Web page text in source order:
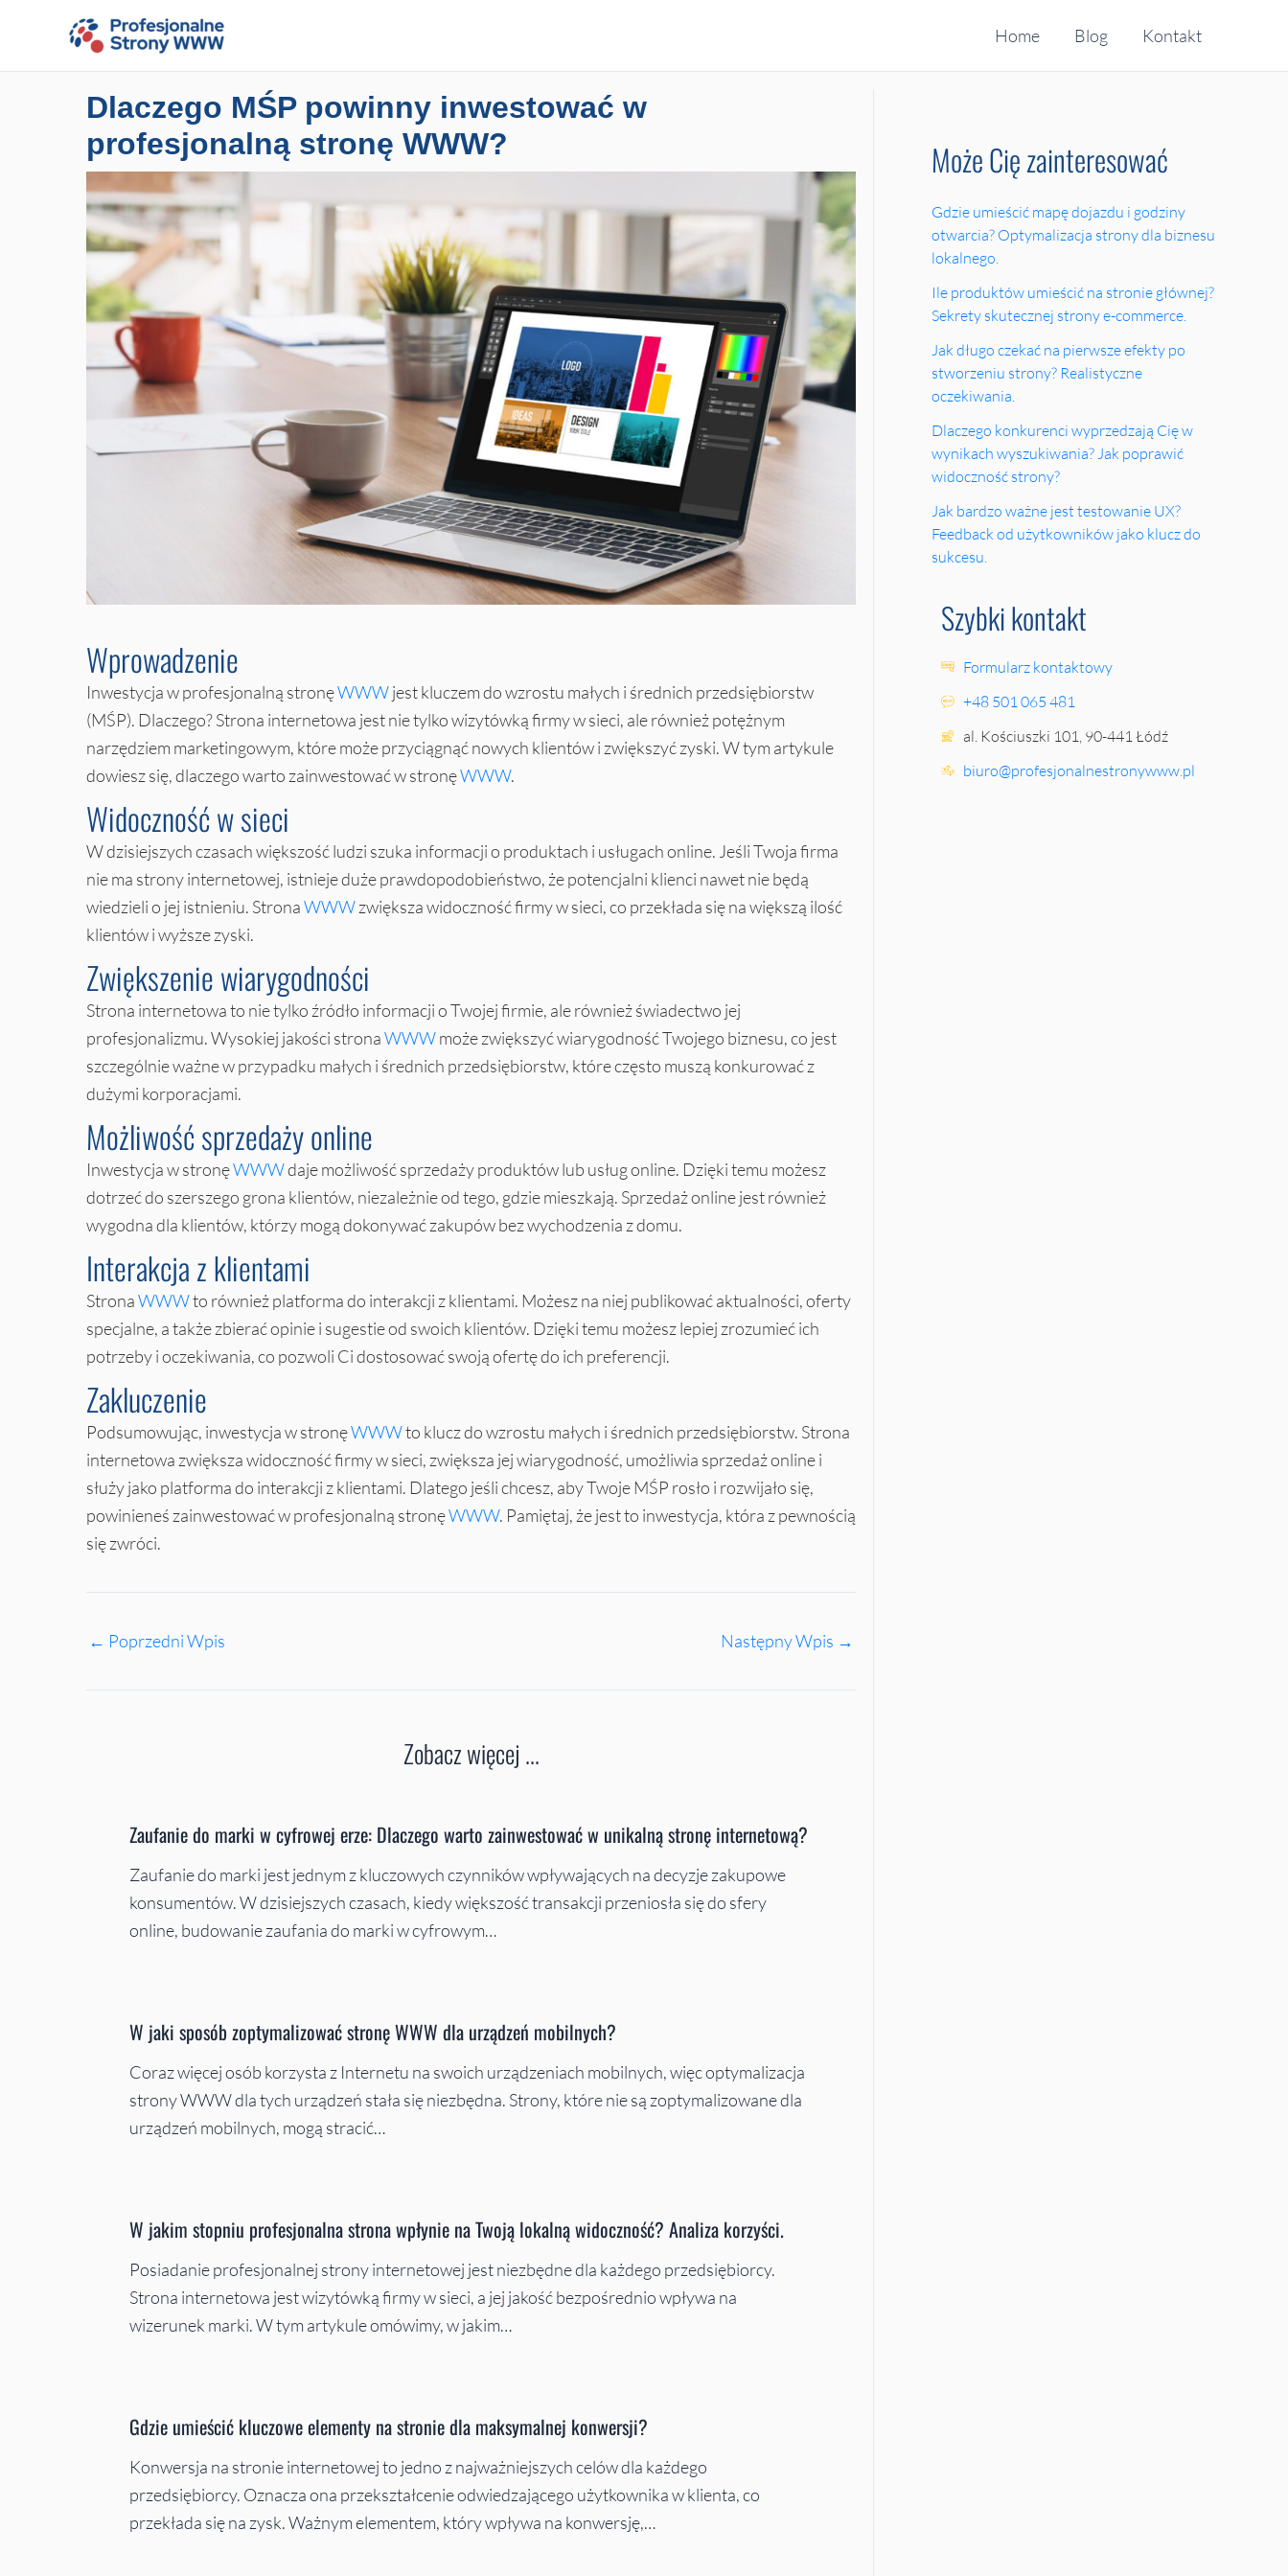
treści
Home Blog Kontakt
Dlaczego MŚP powinny inwestować w
profesjonalną stronę WWW?
Wprowadzenie
Inwestycja w profesjonalną stronęWWWjest kluczem do wzrostu małych i średnich przedsiębiorstw
(MŚP). Dlaczego? Strona internetowa jest nie tylko wizytówką firmy w sieci, ale również potężnym
narzędziem marketingowym, które może przyciągnąć nowych klientów i zwiększyć zyski. W tym artykule
dowiesz się, dlaczego warto zainwestować w stronęWWW.
Widoczność w sieci
W dzisiejszych czasach większość ludzi szuka informacji o produktach i usługach online. Jeśli Twoja firma
nie ma strony internetowej, istnieje duże prawdopodobieństwo, że potencjalni klienci nawet nie będą
wiedzieli o jej istnieniu. StronaWWWzwiększa widoczność firmy w sieci, co przekłada się na większą ilość
klientów i wyższe zyski.
Zwiększenie wiarygodności
Strona internetowa to nie tylko źródło informacji o Twojej firmie, ale również świadectwo jej
profesjonalizmu. Wysokiej jakości stronaWWWmoże zwiększyć wiarygodność Twojego biznesu, co jest
szczególnie ważne w przypadku małych i średnich przedsiębiorstw, które często muszą konkurować z
dużymi korporacjami.
Możliwość sprzedaży online
Inwestycja w stronęWWWdaje możliwość sprzedaży produktów lub usług online. Dzięki temu możesz
dotrzeć do szerszego grona klientów, niezależnie od tego, gdzie mieszkają. Sprzedaż online jest również
wygodna dla klientów, którzy mogą dokonywać zakupów bez wychodzenia z domu.
Interakcja z klientami
StronaWWWto również platforma do interakcji z klientami. Możesz na niej publikować aktualności, oferty
specjalne, a także zbierać opinie i sugestie od swoich klientów. Dzięki temu możesz lepiej zrozumieć ich
potrzeby i oczekiwania, co pozwoli Ci dostosować swoją ofertę do ich preferencji.
Zakluczenie
Podsumowując, inwestycja w stronęWWWto klucz do wzrostu małych i średnich przedsiębiorstw. Strona
internetowa zwiększa widoczność firmy w sieci, zwiększa jej wiarygodność, umożliwia sprzedaż online i
służy jako platforma do interakcji z klientami. Dlatego jeśli chcesz, aby Twoje MŚP rosło i rozwijało się,
powinieneś zainwestować w profesjonalną stronęWWW. Pamiętaj, że jest to inwestycja, która z pewnością
się zwróci.
← Poprzedni Wpis Następny Wpis →
Zobacz więcej ...
Zaufanie do marki w cyfrowej erze: Dlaczego warto zainwestować w unikalną stronę internetową?
Zaufanie do marki jest jednym z kluczowych czynników wpływających na decyzje zakupowe
konsumentów. W dzisiejszych czasach, kiedy większość transakcji przeniosła się do sfery
online, budowanie zaufania do marki w cyfrowym…
W jaki sposób zoptymalizować stronę WWW dla urządzeń mobilnych?
Coraz więcej osób korzysta z Internetu na swoich urządzeniach mobilnych, więc optymalizacja
strony WWW dla tych urządzeń stała się niezbędna. Strony, które nie są zoptymalizowane dla
urządzeń mobilnych, mogą stracić…
W jakim stopniu profesjonalna strona wpłynie na Twoją lokalną widoczność? Analiza korzyści.
Posiadanie profesjonalnej strony internetowej jest niezbędne dla każdego przedsiębiorcy.
Strona internetowa jest wizytówką firmy w sieci, a jej jakość bezpośrednio wpływa na
wizerunek marki. W tym artykule omówimy, w jakim…
Gdzie umieścić kluczowe elementy na stronie dla maksymalnej konwersji?
Konwersja na stronie internetowej to jedno z najważniejszych celów dla każdego
przedsiębiorcy. Oznacza ona przekształcenie odwiedzającego użytkownika w klienta, co
przekłada się na zysk. Ważnym elementem, który wpływa na konwersję,…
Może Cię zainteresować
Gdzie umieścić mapę dojazdu i godziny
otwarcia? Optymalizacja strony dla biznesu
lokalnego.
Ile produktów umieścić na stronie głównej?
Sekrety skutecznej strony e-commerce.
Jak długo czekać na pierwsze efekty po
stworzeniu strony? Realistyczne
oczekiwania.
Dlaczego konkurenci wyprzedzają Cię w
wynikach wyszukiwania? Jak poprawić
widoczność strony?
Jak bardzo ważne jest testowanie UX?
Feedback od użytkowników jako klucz do
sukcesu.
Szybki kontakt
Formularz kontaktowy
+48 501 065 481
al. Kościuszki 101, 90-441 Łódź
biuro@profesjonalnestronywww.pl